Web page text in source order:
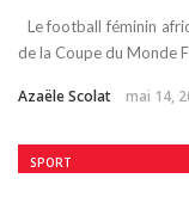
Le football féminin
de la Coupe du Monde
Azaële Scolat mai 14,
SPORT